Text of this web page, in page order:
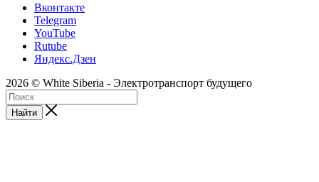
Вконтакте
Telegram
YouTube
Rutube
Яндекс.Дзен
2026 © White Siberia - Электротранспорт будущего
Найти